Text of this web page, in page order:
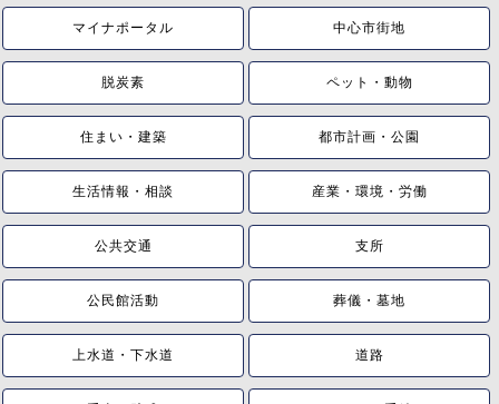
マイナポータル 中心市街地
脱炭素 ペット・動物
住まい・建築 都市計画・公園
生活情報・相談 産業・環境・労働
公共交通 支所
公民館活動 葬儀・墓地
上水道・下水道 道路